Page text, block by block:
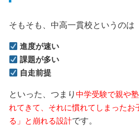
そもそも、中高一貫校というのは
進度が速い
課題が多い
自走前提
といった、つまり 中学受験で親や
れてきて、それに慣れてしまったお
る」と崩れる設計です。